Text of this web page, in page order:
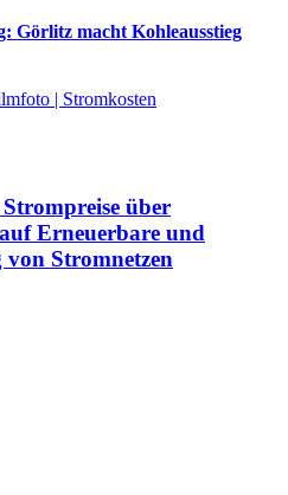
Görlitz macht Kohleausstieg
über
Erneuerbare und
Stromnetzen